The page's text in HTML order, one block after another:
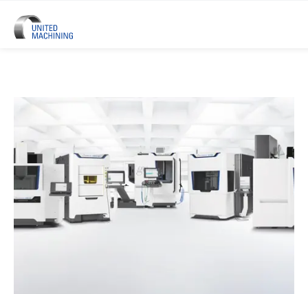
UNITED MACHINING - Six